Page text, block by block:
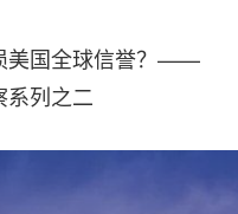
美国全球信誉？——
系列之二